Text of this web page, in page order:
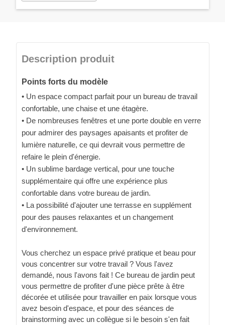
Description produit
Points forts du modèle
• Un espace compact parfait pour un bureau de travail
confortable, une chaise et une étagère.
• De nombreuses fenêtres et une porte double en verre
pour admirer des paysages apaisants et profiter de
lumière naturelle, ce qui devrait vous permettre de
refaire le plein d'énergie.
• Un sublime bardage vertical, pour une touche
supplémentaire qui offre une expérience plus
confortable dans votre bureau de jardin.
• La possibilité d'ajouter une terrasse en supplément
pour des pauses relaxantes et un changement
d'environnement.
Vous cherchez un espace privé pratique et beau pour
vous concentrer sur votre travail ? Vous l'avez
demandé, nous l'avons fait ! Ce bureau de jardin peut
vous permettre de profiter d'une pièce prête à être
décorée et utilisée pour travailler en paix lorsque vous
avez besoin d'espace, et pour des séances de
brainstorming avec un collègue si le besoin s'en fait